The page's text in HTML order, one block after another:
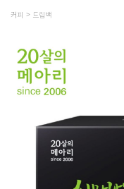
커피 드립백